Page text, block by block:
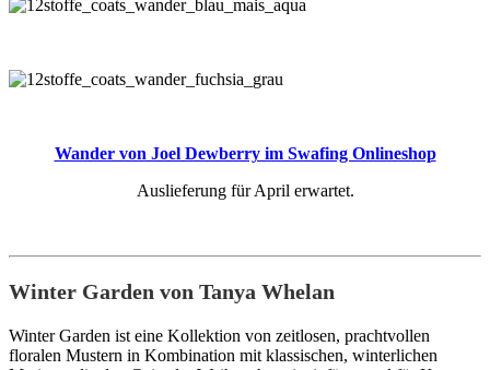
Wander von Joel Dewberry im Swafing Onlineshop
Auslieferung für April erwartet.
Winter Garden von Tanya Whelan
Winter Garden ist eine Kollektion von zeitlosen, prachtvollen
floralen Mustern in Kombination mit klassischen, winterlichen